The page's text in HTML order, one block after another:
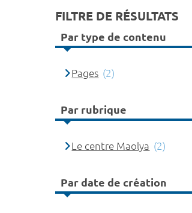
FILTRE DE RÉSULTATS
Par type de contenu
Pages (2)
Par rubrique
Le centre Maolya (2)
Par date de création